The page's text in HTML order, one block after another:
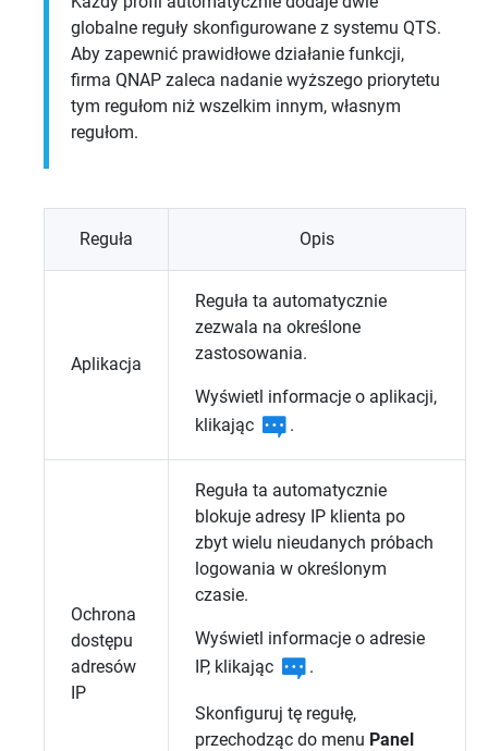
globalne reguły skonfigurowane z systemu QTS.
Aby zapewnić prawidłowe działanie funkcji,
firma QNAP zaleca nadanie wyższego priorytetu
tym regułom niż wszelkim innym, własnym
regułom.
Reguła Opis
Aplikacja
Reguła ta automatycznie
zezwala na określone
zastosowania.
Wyświetl informacje o aplikacji,
klikając
.
Ochrona
dostępu
adresów
IP
Reguła ta automatycznie
blokuje adresy IP klienta po
zbyt wielu nieudanych próbach
logowania w określonym
czasie.
Wyświetl informacje o adresie
IP, klikając
.
Skonfiguruj tę regułę,
przechodząc do menu Panel